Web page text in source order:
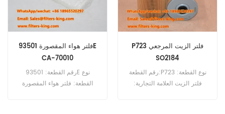
851B SKL873 SKS631 SKS633.
فلتر هواء المقصورة 93501E
CA-70010
رقم القطعة: 93501E نوع
القطعة: فلتر هواء المقصورة
P723 فلتر الزيت المرجعي
SO2184
رقم القطعة:P723 نوع القطعة:
فلتر الزيت العلامة التجارية: